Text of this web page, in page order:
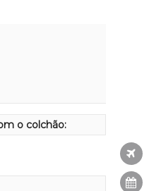
o colchão: